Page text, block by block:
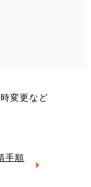
変更など
手順